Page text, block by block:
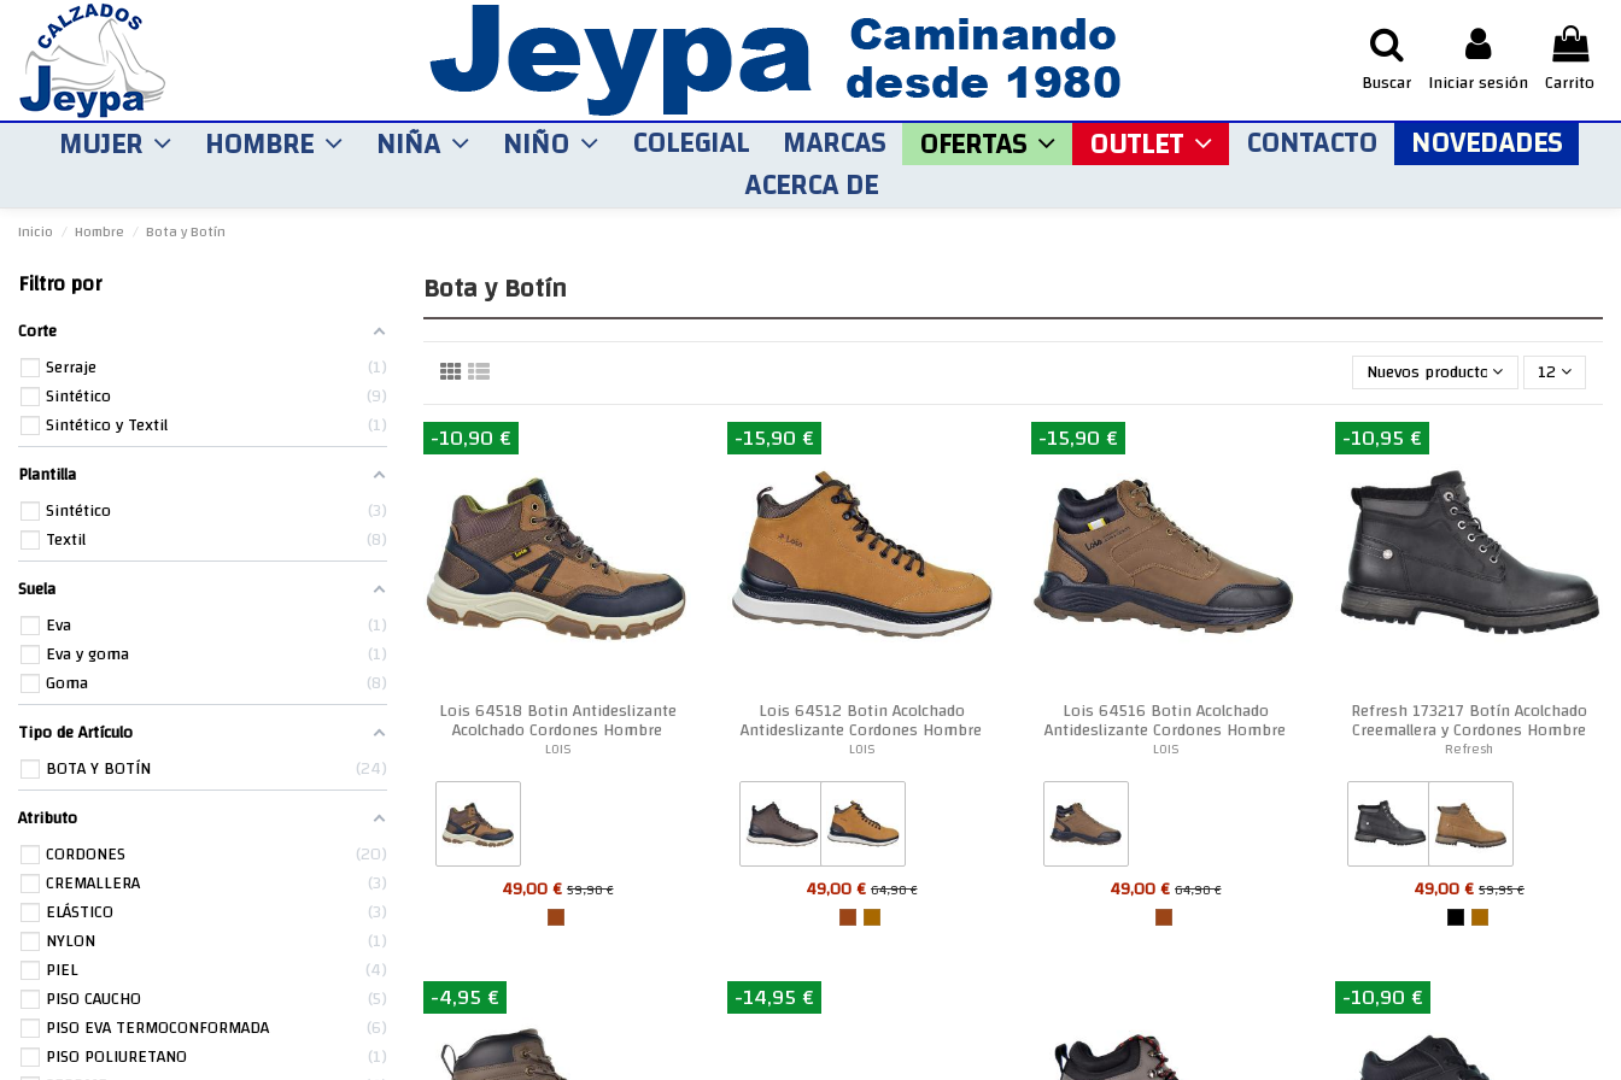
Buscar Iniciar sesión Carrito
MUJER HOMBRE NIÑA NIÑO COLEGIAL MARCAS OFERTAS OUTLET CONTACTO NOVEDADES
ACERCA DE
Inicio Hombre Bota y Botín
Bota y Botín
Nuevos productos primero
12
-10,90 €
Lois 64518 Botin Antideslizante
Acolchado Cordones Hombre
LOIS
49,00 € 59,90 €
-15,90 €
Lois 64512 Botin Acolchado
Antideslizante Cordones Hombre
LOIS
49,00 € 64,90 €
-15,90 €
Lois 64516 Botin Acolchado
Antideslizante Cordones Hombre
LOIS
49,00 € 64,90 €
-10,95 €
Refresh 173217 Botín Acolchado
Creemallera y Cordones Hombre
Refresh
49,00 €59,95 €
-4,95 € -14,95 € -10,90 €
Filtro por
Corte
Serraje
1
Sintético
9
Sintético y Textil
1
Plantilla
Sintético
3
Textil
8
Suela
Eva
1
Eva y goma
1
Goma
8
Tipo de Artículo
BOTA Y BOTÍN
24
Atributo
CORDONES
20
CREMALLERA
3
ELÁSTICO
3
NYLON
1
PIEL
4
PISO CAUCHO
5
PISO EVA TERMOCONFORMADA
6
PISO POLIURETANO
1